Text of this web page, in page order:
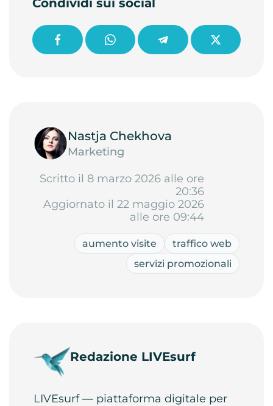
Condividi sui social
Nastja Chekhova
Marketing
Scritto il 8 marzo 2026 alle ore
20:36
Aggiornato il 22 maggio 2026
alle ore 09:44
aumento visite
traffico web
servizi promozionali
Redazione LIVEsurf
LIVEsurf — piattaforma digitale per